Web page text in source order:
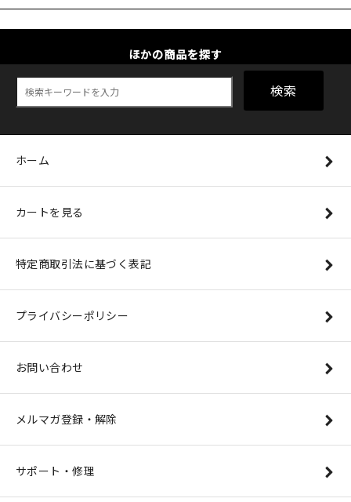
ほかの商品を探す
検索
ホーム
カートを見る
特定商取引法に基づく表記
プライバシーポリシー
お問い合わせ
メルマガ登録・解除
サポート・修理